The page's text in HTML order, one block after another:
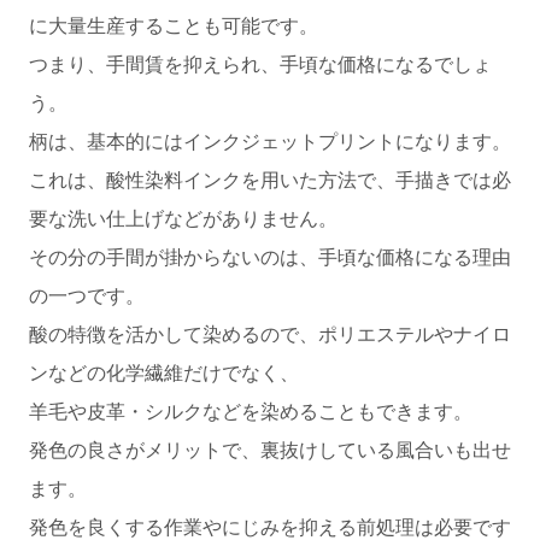
に大量生産することも可能です。
つまり、手間賃を抑えられ、手頃な価格になるでしょ
う。
柄は、基本的にはインクジェットプリントになります。
これは、酸性染料インクを用いた方法で、手描きでは必
要な洗い仕上げなどがありません。
その分の手間が掛からないのは、手頃な価格になる理由
の一つです。
酸の特徴を活かして染めるので、ポリエステルやナイロ
ンなどの化学繊維だけでなく、
羊毛や皮革・シルクなどを染めることもできます。
発色の良さがメリットで、裏抜けしている風合いも出せ
ます。
発色を良くする作業やにじみを抑える前処理は必要です